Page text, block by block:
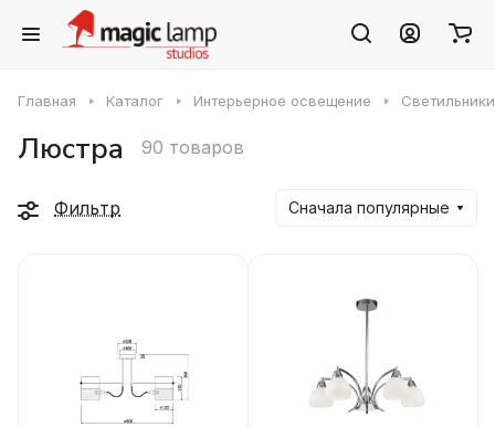
Главная Каталог Интерьерное освещение Светильники
Люстра 90 товаров
Фильтр Сначала популярные